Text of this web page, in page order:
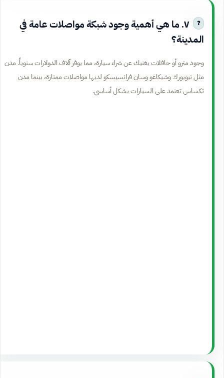
٧. ما هي أهمية وجود شبكة مواصلات عامة في
المدينة؟
وجود مترو أو حافلات يغنيك عن شراء سيارة، مما يوفر آلاف الدولارات سنوياً. مدن
مثل نيويورك وشيكاغو وسان فرانسيسكو لديها مواصلات ممتازة، بينما مدن
تكساس تعتمد على السيارات بشكل أساسي.